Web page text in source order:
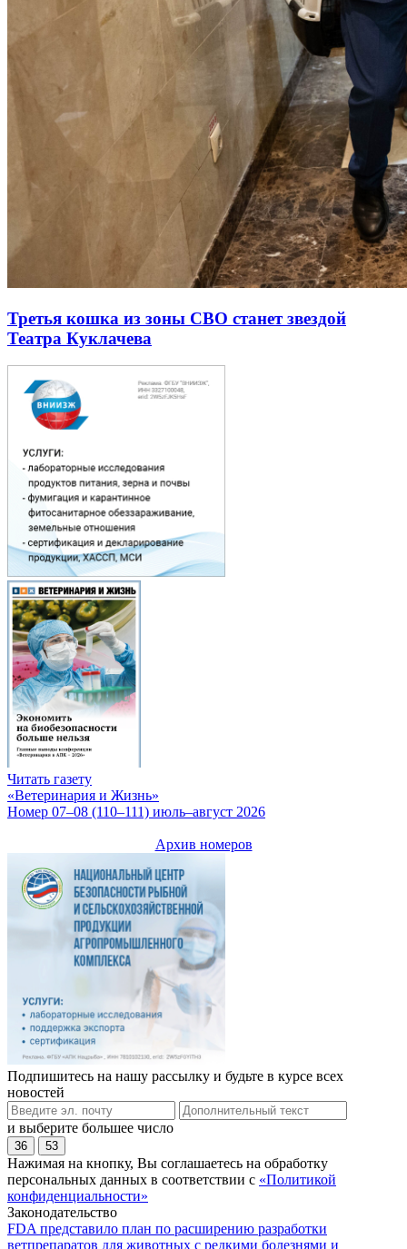
Третья кошка из зоны СВО станет звездой
Театра Куклачева
Читать газету
«Ветеринария и Жизнь»
Номер 07–08 (110–111) июль–август 2026
Архив номеров
Подпишитесь на нашу рассылку и будьте в курсе всех
новостей
и выберите большее число
36 53
Нажимая на кнопку, Вы соглашаетесь на обработку
персональных данных в соответствии с «Политикой
конфиденциальности»
Законодательство
FDA представило план по расширению разработки
ветпрепаратов для животных с редкими болезнями и